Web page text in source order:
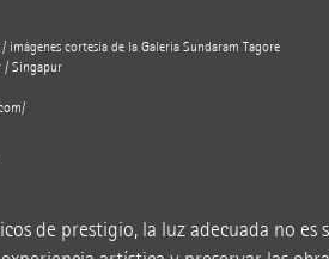
cortesía de la Galería Sundaram Tagore
/ Singapur
de prestigio, la luz adecuada no